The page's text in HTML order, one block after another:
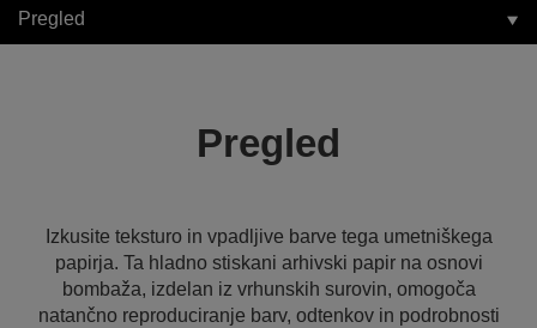
Pregled
Pregled
Izkusite teksturo in vpadljive barve tega umetniškega
papirja. Ta hladno stiskani arhivski papir na osnovi
bombaža, izdelan iz vrhunskih surovin, omogoča
natančno reproduciranje barv, odtenkov in podrobnosti